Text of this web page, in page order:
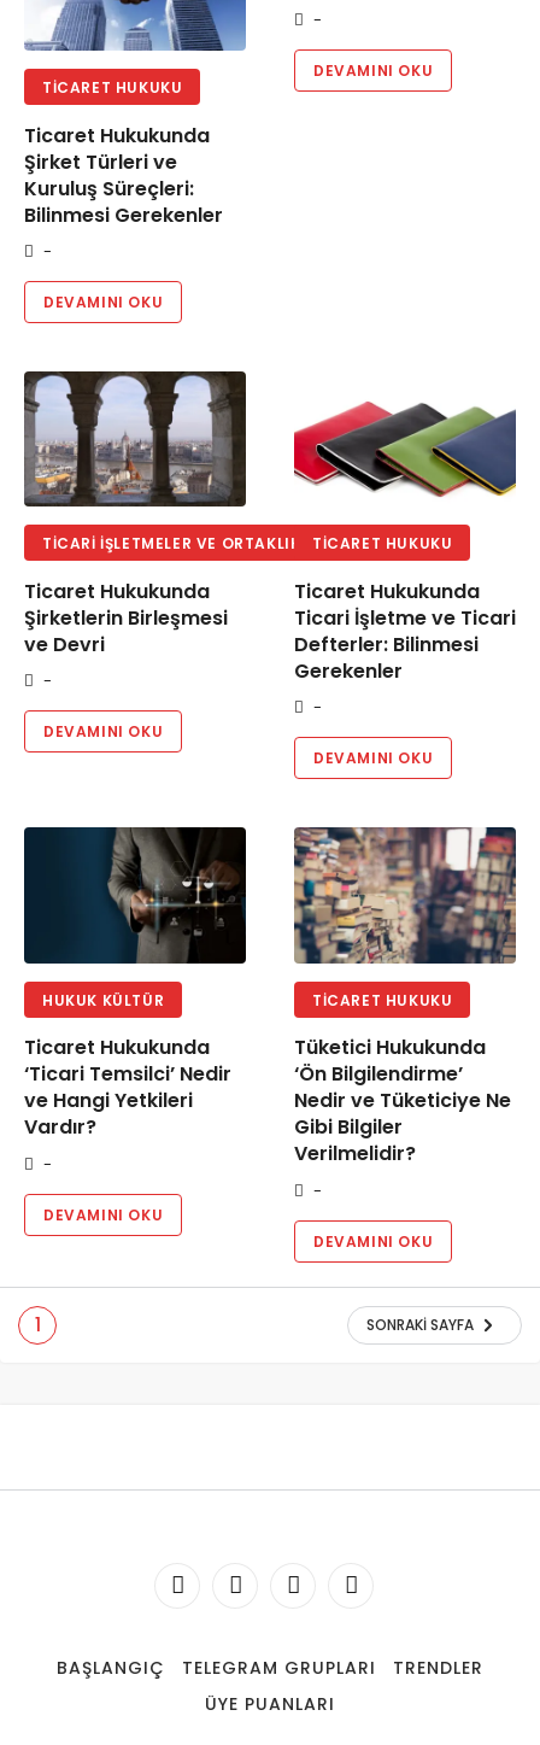
TICARET HUKUKU
Ticaret Hukukunda
Şirket Türleri ve
Kuruluş Süreçleri:
Bilinmesi Gerekenler
-
DEVAMINI OKU
-
DEVAMINI OKU
TICARI İŞLETMELER VE ORTAKLIKLAR HUKUKU
Ticaret Hukukunda
Şirketlerin Birleşmesi
ve Devri
-
DEVAMINI OKU
TICARET HUKUKU
Ticaret Hukukunda
Ticari İşletme ve Ticari
Defterler: Bilinmesi
Gerekenler
-
DEVAMINI OKU
HUKUK KÜLTÜR
Ticaret Hukukunda
‘Ticari Temsilci’ Nedir
ve Hangi Yetkileri
Vardır?
-
DEVAMINI OKU
TICARET HUKUKU
Tüketici Hukukunda
‘Ön Bilgilendirme’
Nedir ve Tüketiciye Ne
Gibi Bilgiler
Verilmelidir?
-
DEVAMINI OKU
1 SONRAKI SAYFA
BAŞLANGIÇ TELEGRAM GRUPLARI
TRENDLER
ÜYE PUANLARI